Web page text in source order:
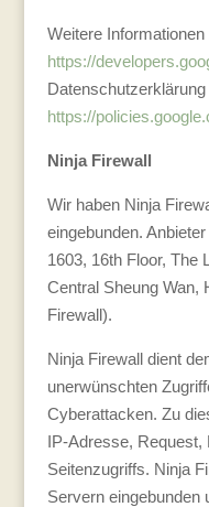
Weitere
https://
https://
Ninja Firewall
Wir haben Ninja
eingebunden.
1603, 16th Floor, The
Central Sheung Wan,
Firewall).
Ninja Firewall dient
unerwünschten
Cyberattacken. Zu
IP-Adresse, Request,
Seitenzugriffs. Ninja
Servern eingebunden